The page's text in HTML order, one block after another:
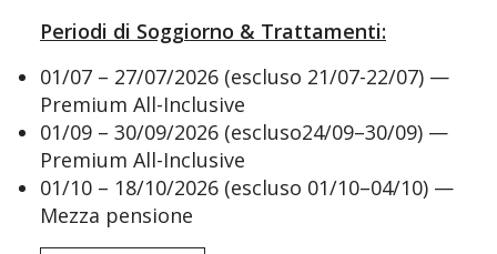
Periodi di Soggiorno & Trattamenti:
01/07 – 27/07/2026 (escluso 21/07-22/07) —
Premium All-Inclusive
01/09 – 30/09/2026 (escluso24/09–30/09) —
Premium All-Inclusive
01/10 – 18/10/2026 (escluso 01/10–04/10) —
Mezza pensione